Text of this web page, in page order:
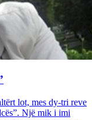
lot, mes dy-tri reve
Një mik i imi